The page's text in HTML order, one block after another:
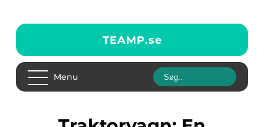
TEAMP.se
Menu